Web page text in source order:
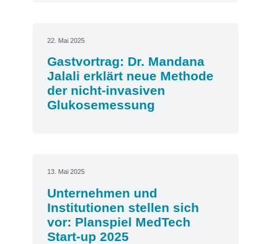
22. Mai 2025
Gastvortrag: Dr. Mandana
Jalali erklärt neue Methode
der nicht-invasiven
Glukosemessung
13. Mai 2025
Unternehmen und
Institutionen stellen sich
vor: Planspiel MedTech
Start-up 2025